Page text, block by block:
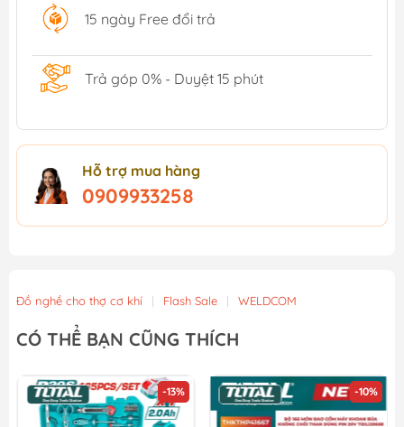
15 ngày Free đổi trả
Trả góp 0% - Duyệt 15 phút
Hỗ trợ mua hàng
0909933258
Đồ nghề cho thợ cơ khí | Flash Sale | WELDCOM
CÓ THỂ BẠN CŨNG THÍCH
-13% -10%